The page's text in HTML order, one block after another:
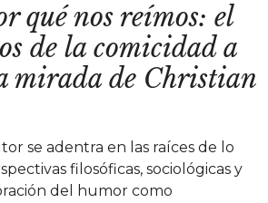
qué nos reímos: el
de la comicidad a
mirada de Christian
se adentra en las raíces de lo
filosóficas, sociológicas y
del humor como